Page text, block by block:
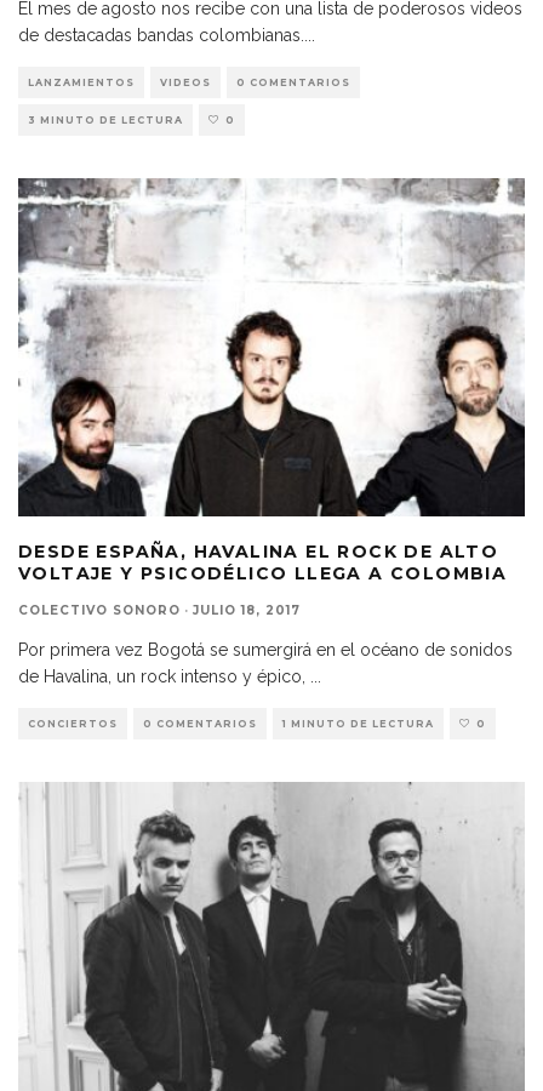
El mes de agosto nos recibe con una lista de poderosos videos
de destacadas bandas colombianas....
LANZAMIENTOS VIDEOS 0 COMENTARIOS
3 MINUTO DE LECTURA 0
DESDE ESPAÑA, HAVALINA EL ROCK DE ALTO
VOLTAJE Y PSICODÉLICO LLEGA A COLOMBIA
COLECTIVO SONORO · JULIO 18, 2017
Por primera vez Bogotá se sumergirá en el océano de sonidos
de Havalina, un rock intenso y épico,
CONCIERTOS 0 COMENTARIOS 1 MINUTO DE LECTURA 0